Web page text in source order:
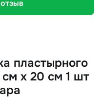
пластырного
х 20 см 1 шт